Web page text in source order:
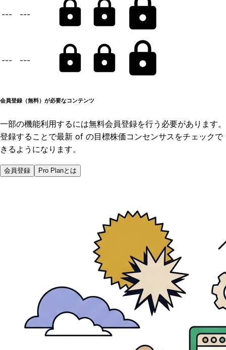
--- ---
--- ---
会員登録（無料）が必要なコンテンツ
一部の機能利用するには無料会員登録を行う必要があります。
登録することで最新 of の目標株価コンセンサスをチェックで
きるようになります。
会員登録 Pro Planとは